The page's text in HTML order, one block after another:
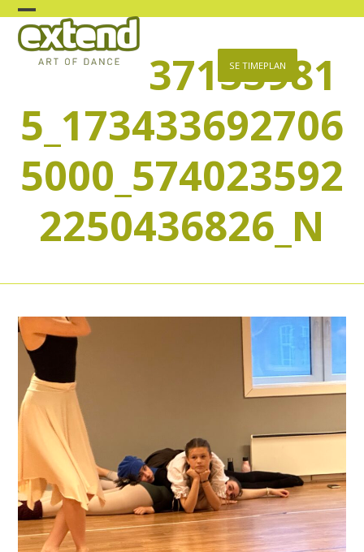
Skip
content
Open
mobile
Close
mobile
SE TIMEPLAN
37153981
5_173433692706
5000_574023592
2250436826_N